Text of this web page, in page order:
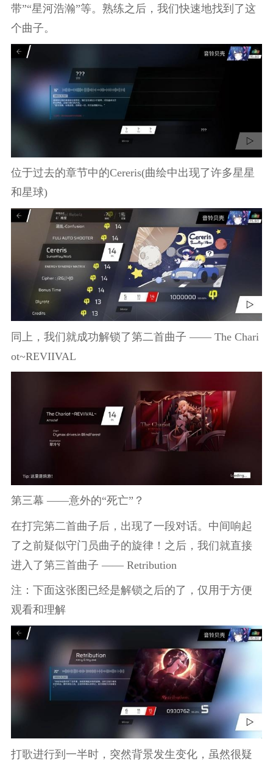
带”“星河浩瀚”等。熟练之后，我们快速地找到了这
个曲子。
位于过去的章节中的Cereris(曲绘中出现了许多星星
和星球)
同上，我们就成功解锁了第二首曲子 —— The Chari
ot~REVIIVAL
第三幕 ——意外的“死亡”？
在打完第二首曲子后，出现了一段对话。中间响起
了之前疑似守门员曲子的旋律！之后，我们就直接
进入了第三首曲子 —— Retribution
注：下面这张图已经是解锁之后的了，仅用于方便
观看和理解
打歌进行到一半时，突然背景发生变化，虽然很疑